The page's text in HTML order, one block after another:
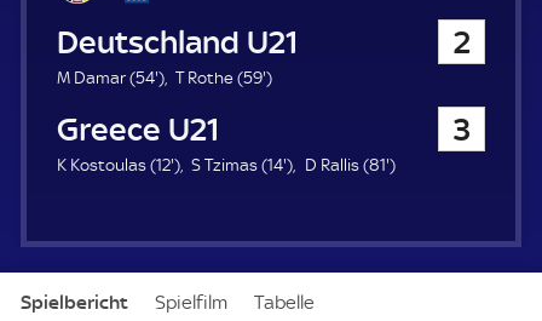
Deutschland U21 2
M Damar (54'5
.
i
t
e
) T Rothe (59'5
i
t
e
)
Greece U21 3
K Kostoulas (12'1
u
) S Tzimas (14'1
u
) D Rallis (81'8
)
Spielbericht Spielfilm Tabelle